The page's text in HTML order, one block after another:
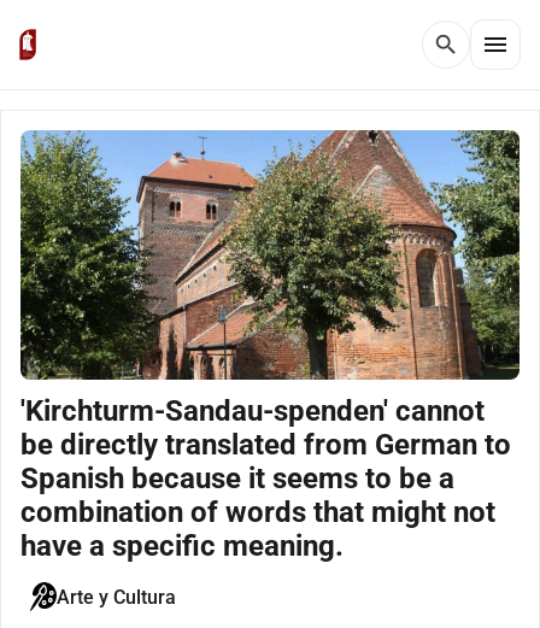
search menu
'Kirchturm-Sandau-spenden' cannot
be directly translated from German to
Spanish because it seems to be a
combination of words that might not
have a specific meaning.
Arte y Cultura